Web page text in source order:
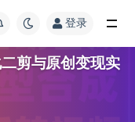
登录
剪与原创变现实